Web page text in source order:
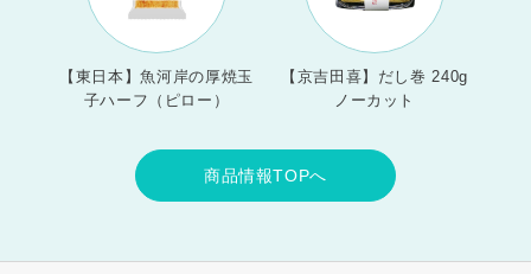
【東日本】⿂河岸の厚焼⽟
⼦ハーフ（ピロー）
【京吉田喜】だし巻 240g
ノーカット
商品情報TOPへ